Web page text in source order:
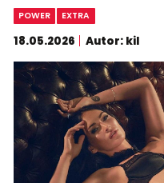
POWER EXTRA
18.05.2026 Autor: kil